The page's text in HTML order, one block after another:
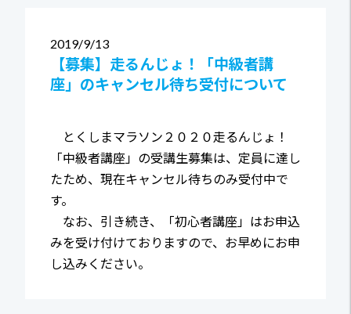
2019 9/13
【募集】走るんじょ！「中級者講
座」のキャンセル待ち受付について
とくしまマラソン２０２０走るんじょ！
「中級者講座」の受講生募集は、定員に達し
たため、現在キャンセル待ちのみ受付中で
す。
なお、引き続き、「初心者講座」はお申込
みを受け付けておりますので、お早めにお申
し込みください。